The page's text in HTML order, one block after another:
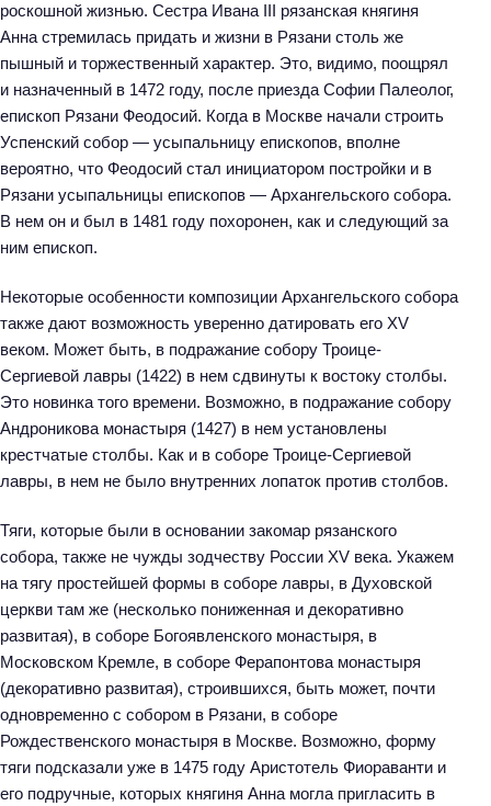
роскошной жизнью. Сестра Ивана III рязанская княгиня
Анна стремилась придать и жизни в Рязани столь же
пышный и торжественный характер. Это, видимо, поощрял
и назначенный в 1472 году, после приезда Софии Палеолог,
епископ Рязани Феодосий. Когда в Москве начали строить
Успенский собор — усыпальницу епископов, вполне
вероятно, что Феодосий стал инициатором постройки и в
Рязани усыпальницы епископов — Архангельского собора.
В нем он и был в 1481 году похоронен, как и следующий за
ним епископ.
Некоторые особенности композиции Архангельского собора
также дают возможность уверенно датировать его XV
веком. Может быть, в подражание собору Троице-
Сергиевой лавры (1422) в нем сдвинуты к востоку столбы.
Это новинка того времени. Возможно, в подражание собору
Андроникова монастыря (1427) в нем установлены
крестчатые столбы. Как и в соборе Троице-Сергиевой
лавры, в нем не было внутренних лопаток против столбов.
Тяги, которые были в основании закомар рязанского
собора, также не чужды зодчеству России XV века. Укажем
на тягу простейшей формы в соборе лавры, в Духовской
церкви там же (несколько пониженная и декоративно
развитая), в соборе Богоявленского монастыря, в
Московском Кремле, в соборе Ферапонтова монастыря
(декоративно развитая), строившихся, быть может, почти
одновременно с собором в Рязани, в соборе
Рождественского монастыря в Москве. Возможно, форму
тяги подсказали уже в 1475 году Аристотель Фиораванти и
его подручные, которых княгиня Анна могла пригласить в